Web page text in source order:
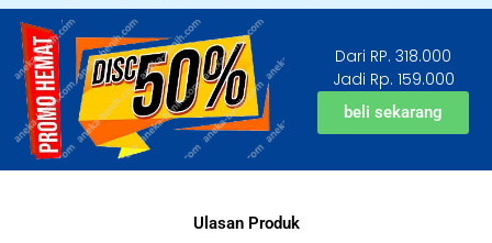
Dari RP. 318.000
Jadi Rp. 159.000
beli sekarang
Ulasan Produk